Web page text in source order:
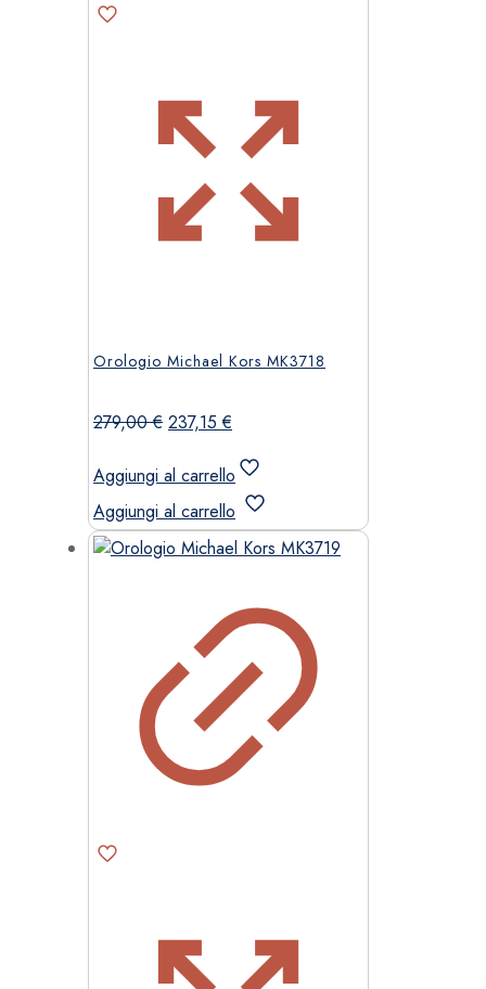
Orologio Michael Kors MK3718
279,00€ Il
originale
era:
279,00 €.
237,15€
attuale
è:
237,15 €.
Aggiungi al carrello
Aggiungi al carrello